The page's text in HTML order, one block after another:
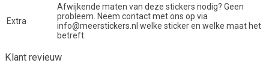
Extra
Afwijkende maten van deze stickers nodig? Geen
probleem. Neem contact met ons op via
info@meerstickers.nl welke sticker en welke maat het
betreft.
Klant revieuw